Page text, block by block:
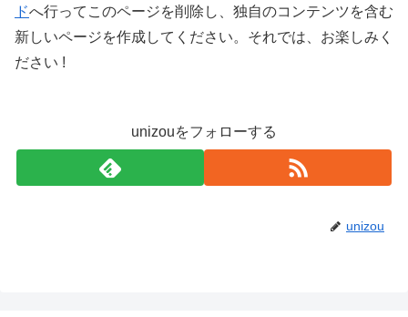
ドへ行ってこのページを削除し、独自のコンテンツを含む
新しいページを作成してください。それでは、お楽しみく
ださい !
unizouをフォローする
unizou